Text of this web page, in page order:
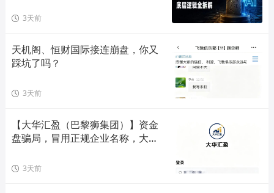
3天前
天机阁、恒财国际接连崩盘，你又
踩坑了吗？
3天前
【大华汇盈（巴黎狮集团）】资金
盘骗局，冒用正规企业名称，大量
3天前